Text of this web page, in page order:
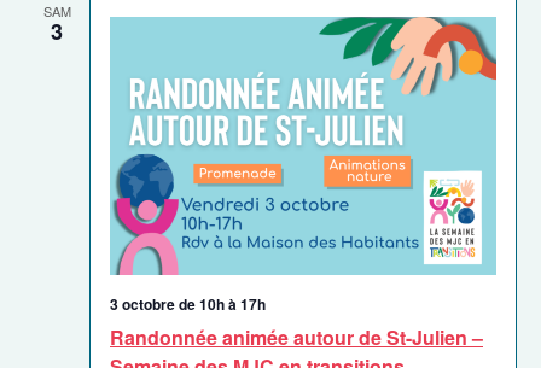
SAM
3
Randonnée animée autour de St-Julien –
3 octobre de 10hà17h